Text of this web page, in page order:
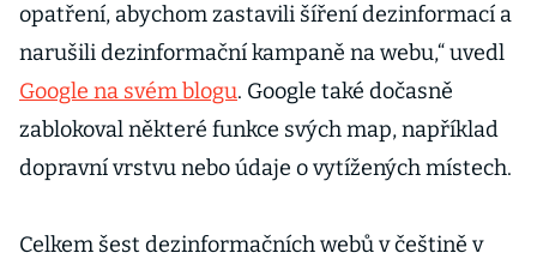
opatření, abychom zastavili šíření dezinformací a
narušili dezinformační kampaně na webu,“ uvedl
Google na svém blogu. Google také dočasně
zablokoval některé funkce svých map, například
dopravní vrstvu nebo údaje o vytížených místech.
Celkem šest dezinformačních webů v češtině v